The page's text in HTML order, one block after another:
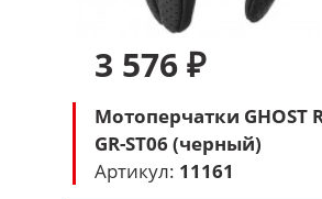
3 576 ₽
Мотоперчатки GHOST
GR-ST06 (черный)
Артикул: 11161